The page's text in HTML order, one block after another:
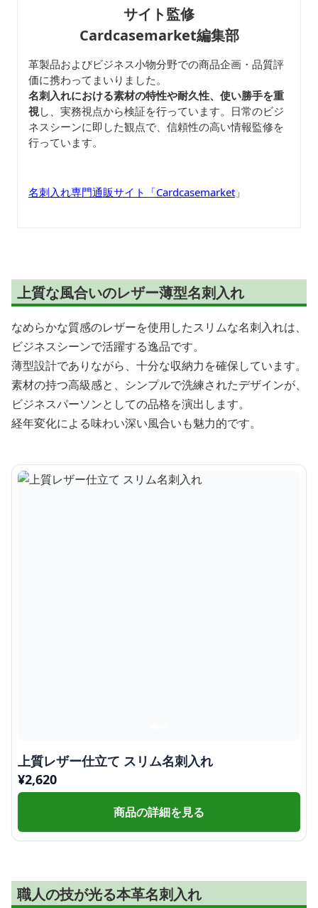
サイト監修
Cardcasemarket編集部
革製品およびビジネス小物分野での商品企画・品質評
価に携わってまいりました。
名刺入れにおける素材の特性や耐久性、使い勝手を重
視し、実務視点から検証を行っています。日常のビジ
ネスシーンに即した観点で、信頼性の高い情報監修を
行っています。
名刺入れ専門通販サイト「Cardcasemarket 」
上質な風合いのレザー薄型名刺入れ
なめらかな質感のレザーを使用したスリムな名刺入れは、
ビジネスシーンで活躍する逸品です。
薄型設計でありながら、十分な収納力を確保しています。
素材の持つ高級感と、シンプルで洗練されたデザインが、
ビジネスパーソンとしての品格を演出します。
経年変化による味わい深い風合いも魅力的です。
上質レザー仕立て スリム名刺入れ
¥2,620
商品の詳細を見る
職人の技が光る本革名刺入れ